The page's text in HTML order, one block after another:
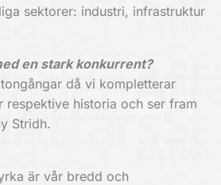
sektorer: industri, infrastruktur
en stark konkurrent?
då vi kompletterar
respektive historia och ser fram
Stridh.
är vår bredd och